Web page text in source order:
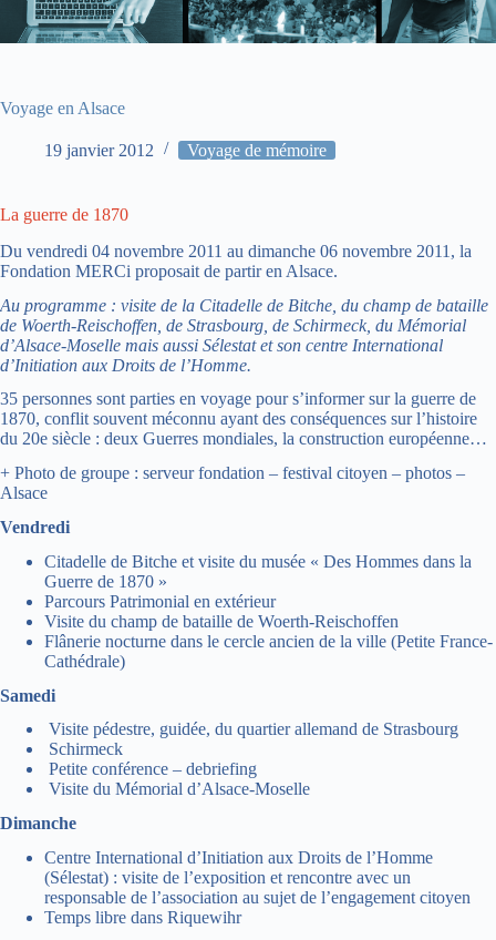
Voyage en Alsace
19 janvier 2012 Voyage de mémoire
La guerre de 1870
Du vendredi 04 novembre 2011 au dimanche 06 novembre 2011, la
Fondation MERCi proposait de partir en Alsace.
Au programme : visite de la Citadelle de Bitche, du champ de bataille
de Woerth-Reischoffen, de Strasbourg, de Schirmeck, du Mémorial
d’Alsace-Moselle mais aussi Sélestat et son centre International
d’Initiation aux Droits de l’Homme.
35 personnes sont parties en voyage pour s’informer sur la guerre de
1870, conflit souvent méconnu ayant des conséquences sur l’histoire
du 20e siècle : deux Guerres mondiales, la construction européenne…
+ Photo de groupe : serveur fondation – festival citoyen – photos –
Alsace
Vendredi
Citadelle de Bitche et visite du musée « Des Hommes dans la
Guerre de 1870 »
Parcours Patrimonial en extérieur
Visite du champ de bataille de Woerth-Reischoffen
Flânerie nocturne dans le cercle ancien de la ville (Petite France-
Cathédrale)
Samedi
Visite pédestre, guidée, du quartier allemand de Strasbourg
Schirmeck
Petite conférence – debriefing
Visite du Mémorial d’Alsace-Moselle
Dimanche
Centre International d’Initiation aux Droits de l’Homme
(Sélestat) : visite de l’exposition et rencontre avec un
responsable de l’association au sujet de l’engagement citoyen
Temps libre dans Riquewihr